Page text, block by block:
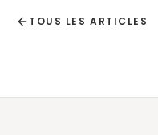
TOUS LES ARTICLES